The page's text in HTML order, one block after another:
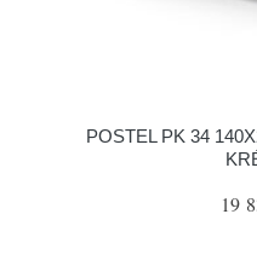
POSTEL PK 34
19